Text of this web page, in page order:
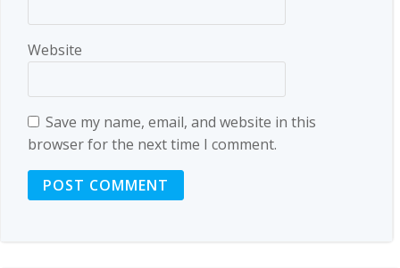
Website
Save my name, email, and website in this
browser for the next time I comment.